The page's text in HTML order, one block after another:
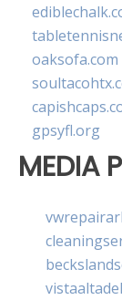
oaksofa.com
gpsyfl.org
MEDIA